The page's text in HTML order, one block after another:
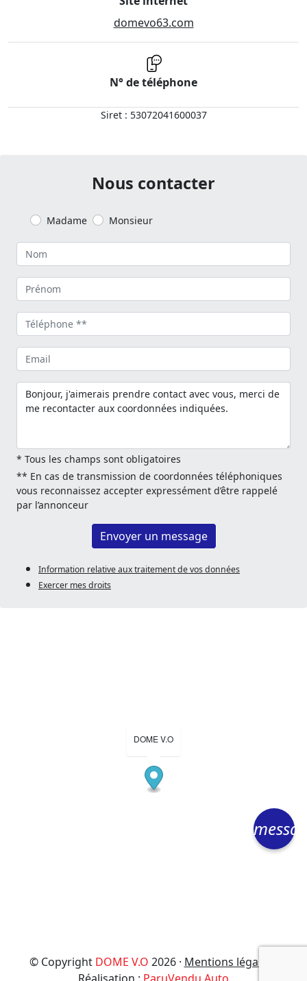
domevo63.com
N° de téléphone
Siret : 53072041600037
Nous contacter
Madame Monsieur
* Tous les champs sont obligatoires
** En cas de transmission de coordonnées téléphoniques
vous reconnaissez accepter expressément d’être rappelé
par l’annonceur
Envoyer un message
Information relative aux traitement de vos données
Exercer mes droits
DOME V.O
© Copyright DOME V.O 2026 · Mentions légales